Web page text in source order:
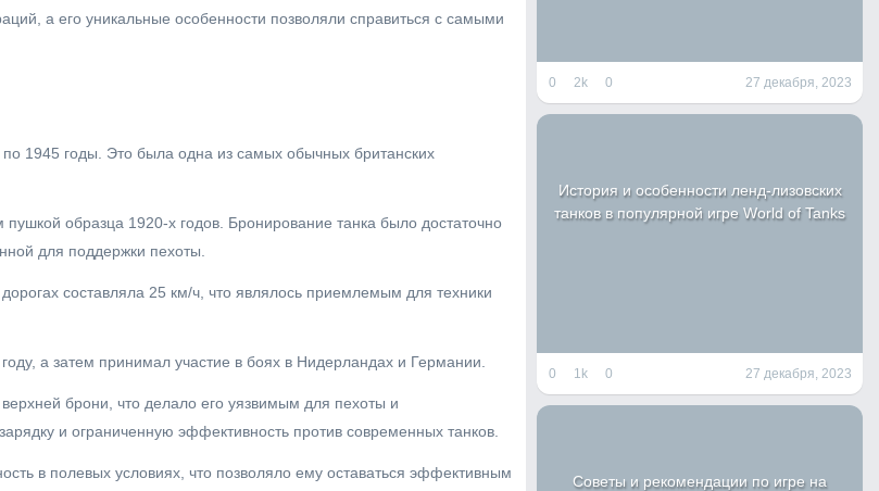
а его уникальные особенности позволяли справиться с самыми
1945 годы. Это была одна из самых обычных британских
образца 1920-х годов. Бронирование танка было достаточно
для поддержки пехоты.
составляла 25 км/ч, что являлось приемлемым для техники
а затем принимал участие в боях в Нидерландах и Германии.
брони, что делало его уязвимым для пехоты и
и ограниченную эффективность против современных танков.
в полевых условиях, что позволяло ему оставаться эффективным
0 2k 0 27 декабря, 2023
История и особенности ленд-лизовских
танков в популярной игре World of Tanks
0 1k 0 27 декабря, 2023
Советы и рекомендации по игре на